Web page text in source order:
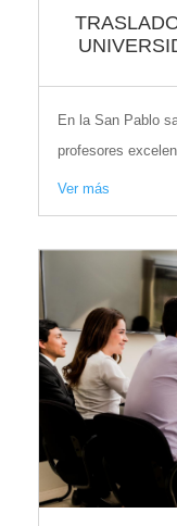
En la San Pablo
profesores
Ver más